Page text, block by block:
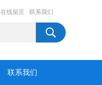
在线留言 联系我们
联系我们